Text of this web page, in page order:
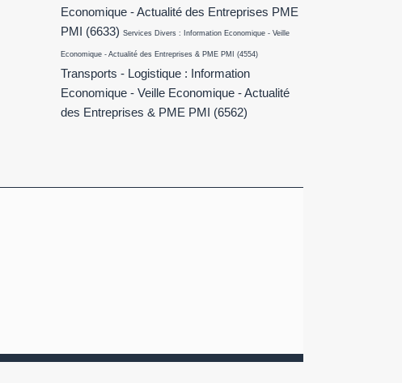
Economique - Actualité des Entreprises PME
PMI
(6633) Services Divers : Information Economique - Veille
Economique - Actualité des Entreprises & PME PMI (4554)
Transports - Logistique : Information
Economique - Veille Economique - Actualité
des Entreprises & PME PMI
(6562)